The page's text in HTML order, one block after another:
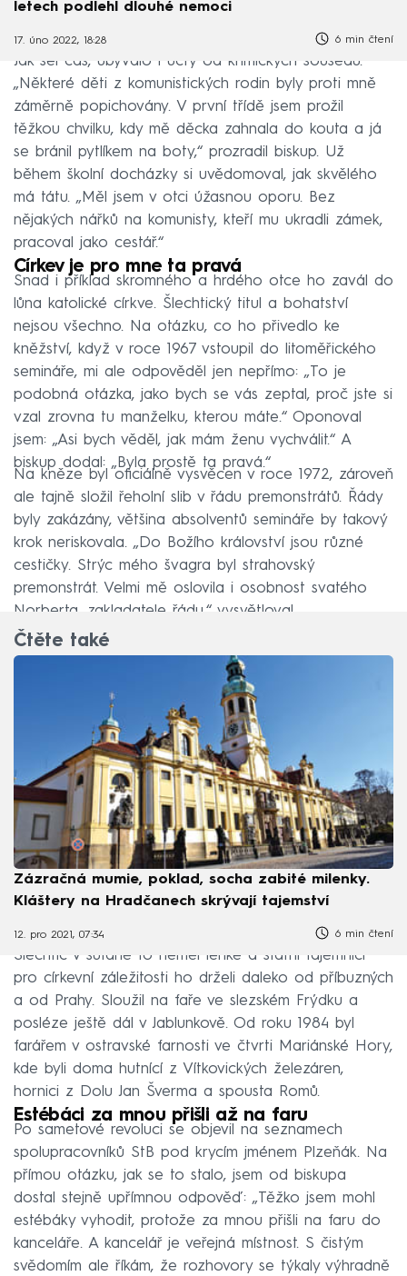
letech podlehl dlouhé nemoci
17. úno 2022, 18:28 6 min čtení
Jak šel čas, ubývalo i úcty od křimických sousedů.
„Některé děti z komunistických rodin byly proti mně
záměrně popichovány. V první třídě jsem prožil
těžkou chvilku, kdy mě děcka zahnala do kouta a já
se bránil pytlíkem na boty,“ prozradil biskup. Už
během školní docházky si uvědomoval, jak skvělého
má tátu. „Měl jsem v otci úžasnou oporu. Bez
nějakých nářků na komunisty, kteří mu ukradli zámek,
pracoval jako cestář.“
Církev je pro mne ta pravá
Snad i příklad skromného a hrdého otce ho zavál do
lůna katolické církve. Šlechtický titul a bohatství
nejsou všechno. Na otázku, co ho přivedlo ke
kněžství, když v roce 1967 vstoupil do litoměřického
semináře, mi ale odpověděl jen nepřímo: „To je
podobná otázka, jako bych se vás zeptal, proč jste si
vzal zrovna tu manželku, kterou máte.“ Oponoval
jsem: „Asi bych věděl, jak mám ženu vychválit.“ A
biskup dodal: „Byla prostě ta pravá.“
Na kněze byl oficiálně vysvěcen v roce 1972, zároveň
ale tajně složil řeholní slib v řádu premonstrátů. Řády
byly zakázány, většina absolventů semináře by takový
krok neriskovala. „Do Božího království jsou různé
cestičky. Strýc mého švagra byl strahovský
premonstrát. Velmi mě oslovila i osobnost svatého
Norberta, zakladatele řádu,“ vysvětloval.
Čtěte také
Zázračná mumie, poklad, socha zabité milenky.
Kláštery na Hradčanech skrývají tajemství
12. pro 2021, 07:34 6 min čtení
Šlechtic v sutaně to neměl lehké a státní tajemníci
pro církevní záležitosti ho drželi daleko od příbuzných
a od Prahy. Sloužil na faře ve slezském Frýdku a
posléze ještě dál v Jablunkově. Od roku 1984 byl
farářem v ostravské farnosti ve čtvrti Mariánské Hory,
kde byli doma hutnící z Vítkovických železáren,
hornici z Dolu Jan Šverma a spousta Romů.
Estébáci za mnou přišli až na faru
Po sametové revoluci se objevil na seznamech
spolupracovníků StB pod krycím jménem Plzeňák. Na
přímou otázku, jak se to stalo, jsem od biskupa
dostal stejně upřímnou odpověď: „Těžko jsem mohl
estébáky vyhodit, protože za mnou přišli na faru do
kanceláře. A kancelář je veřejná místnost. S čistým
svědomím ale říkám, že rozhovory se týkaly výhradně